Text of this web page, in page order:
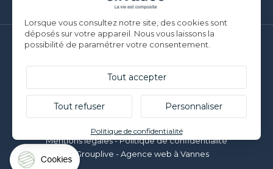
Silvadec France
F-56190 ARZAL |T. +33 (0)2 97 450 900
Silvadec Deutschland
Ludwig-Erhard-Straße 3
© Silvadec - Tous droits réservés - Photos non contractuelles
Mentions légales-Politique de confidentialité
Grouplive - Agence web à Vannes
Lorsque vous consultez notre site, des cookies sont
déposés sur votre appareil. Nous vous laissons la
possibilité de paramétrer votre consentement.
Tout accepter
Tout refuser Personnaliser
Politique de confidentialité